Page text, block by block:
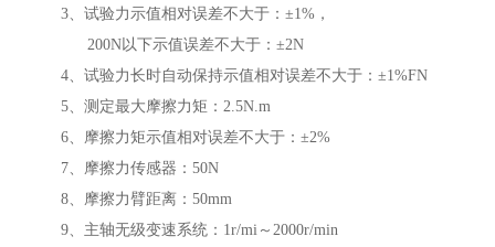
3、试验力示值相对误差不大于：±1%，
200N以下示值误差不大于：±2N
4、试验力长时自动保持示值相对误差不大于：±1%FN
5、测定最大摩擦力矩：2.5N.m
6、摩擦力矩示值相对误差不大于：±2%
7、摩擦力传感器：50N
8、摩擦力臂距离：50mm
9、主轴无级变速系统：1r/mi～2000r/min